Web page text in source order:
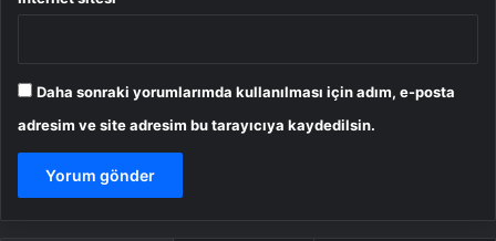
Daha sonraki yorumlarımda kullanılması için adım, e-posta
adresim ve site adresim bu tarayıcıya kaydedilsin.